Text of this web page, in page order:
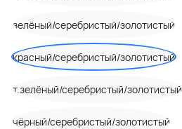
зелёный/серебристый/золотистый
красный/серебристый/золотистый
т.зелёный/серебристый/золотистый
чёрный/серебристый/золотистый